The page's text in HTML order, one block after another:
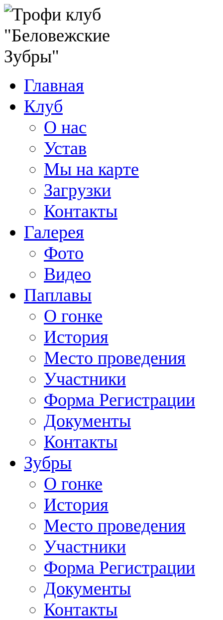
Главная
Клуб
О нас
Устав
Мы на карте
Загрузки
Контакты
Галерея
Фото
Видео
Паплавы
О гонке
История
Место проведения
Участники
Форма Регистрации
Документы
Контакты
Зубры
О гонке
История
Место проведения
Участники
Форма Регистрации
Документы
Контакты